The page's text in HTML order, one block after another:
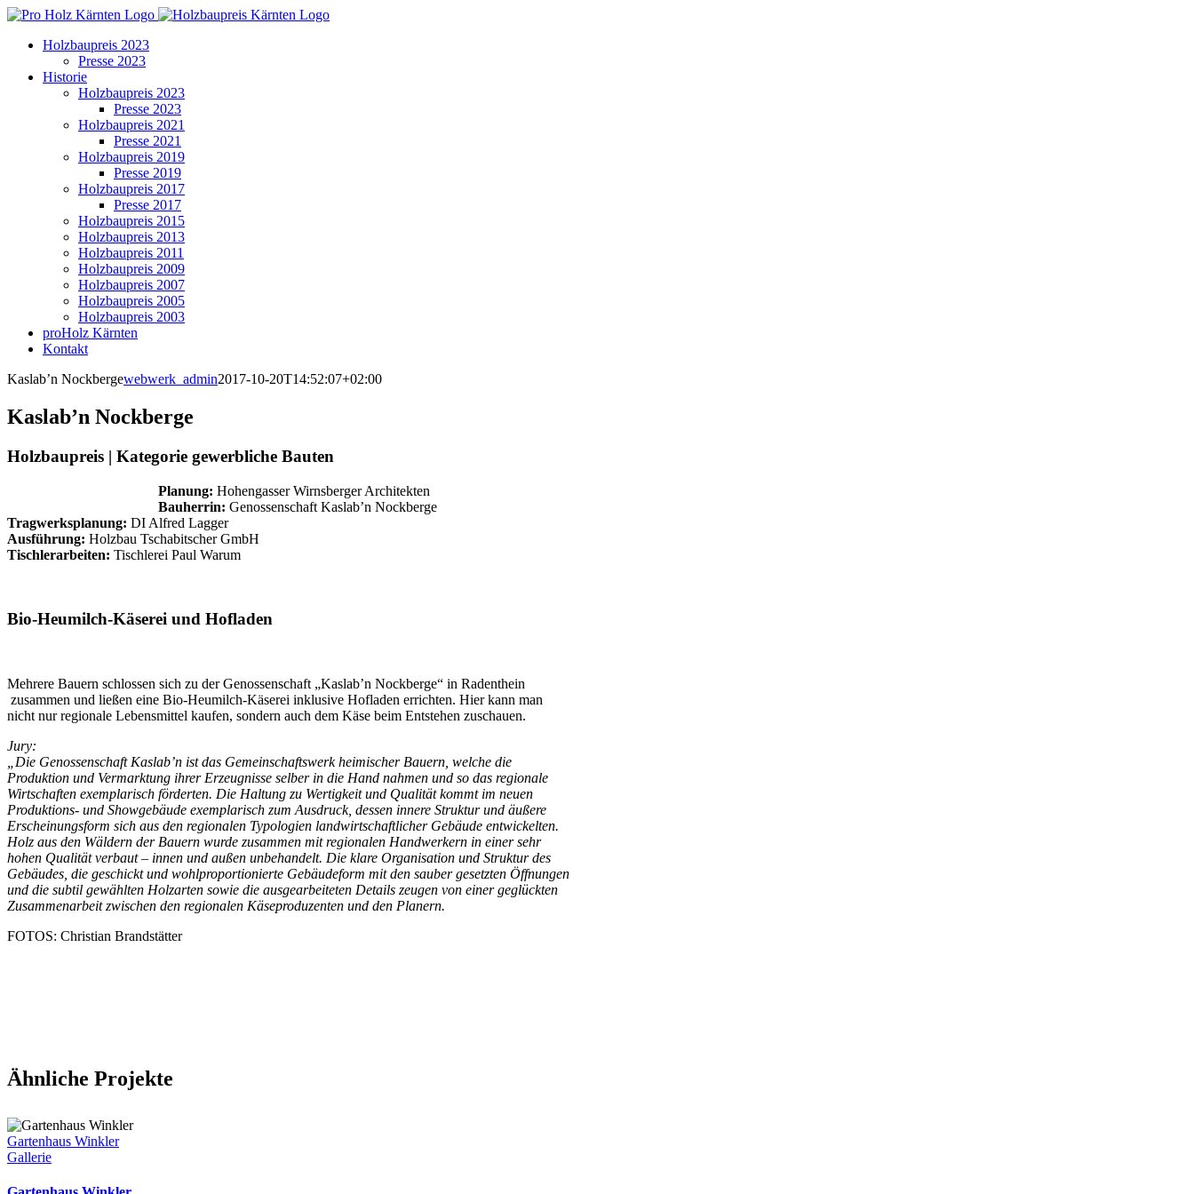
Zum
springenHolzbaupreis 2023
Presse 2023
Historie
Holzbaupreis 2023
Presse 2023
Holzbaupreis 2021
Presse 2021
Holzbaupreis 2019
Presse 2019
Holzbaupreis 2017
Presse 2017
Holzbaupreis 2015
Holzbaupreis 2013
Holzbaupreis 2011
Holzbaupreis 2009
Holzbaupreis 2007
Holzbaupreis 2005
Holzbaupreis 2003
proHolz Kärnten
Kontakt
Kaslab’n Nockbergewebwerk_admin2017-10-20T14:52:07+02:00
Kaslab’n Nockberge
Holzbaupreis | Kategorie gewerbliche Bauten
Planung: Hohengasser Wirnsberger Architekten
Bauherrin: Genossenschaft Kaslab’n Nockberge
Tragwerksplanung: DI Alfred Lagger
Ausführung: Holzbau Tschabitscher GmbH
Tischlerarbeiten: Tischlerei Paul Warum
Bio-Heumilch-Käserei und Hofladen
Mehrere Bauern schlossen sich zu der Genossenschaft „Kaslab’n Nockberge“ in Radenthein
zusammen und ließen eine Bio-Heumilch-Käserei inklusive Hofladen errichten. Hier kann man
nicht nur regionale Lebensmittel kaufen, sondern auch dem Käse beim Entstehen zuschauen.
Jury:
„Die Genossenschaft Kaslab’n ist das Gemeinschaftswerk heimischer Bauern, welche die
Produktion und Vermarktung ihrer Erzeugnisse selber in die Hand nahmen und so das regionale
Wirtschaften exemplarisch förderten. Die Haltung zu Wertigkeit und Qualität kommt im neuen
Produktions- und Showgebäude exemplarisch zum Ausdruck, dessen innere Struktur und äußere
Erscheinungsform sich aus den regionalen Typologien landwirtschaftlicher Gebäude entwickelten.
Holz aus den Wäldern der Bauern wurde zusammen mit regionalen Handwerkern in einer sehr
hohen Qualität verbaut – innen und außen unbehandelt. Die klare Organisation und Struktur des
Gebäudes, die geschickt und wohlproportionierte Gebäudeform mit den sauber gesetzten Öffnungen
und die subtil gewählten Holzarten sowie die ausgearbeiteten Details zeugen von einer geglückten
Zusammenarbeit zwischen den regionalen Käseproduzenten und den Planern.
FOTOS: Christian Brandstätter
Ähnliche Projekte
Gartenhaus Winkler
Gallerie